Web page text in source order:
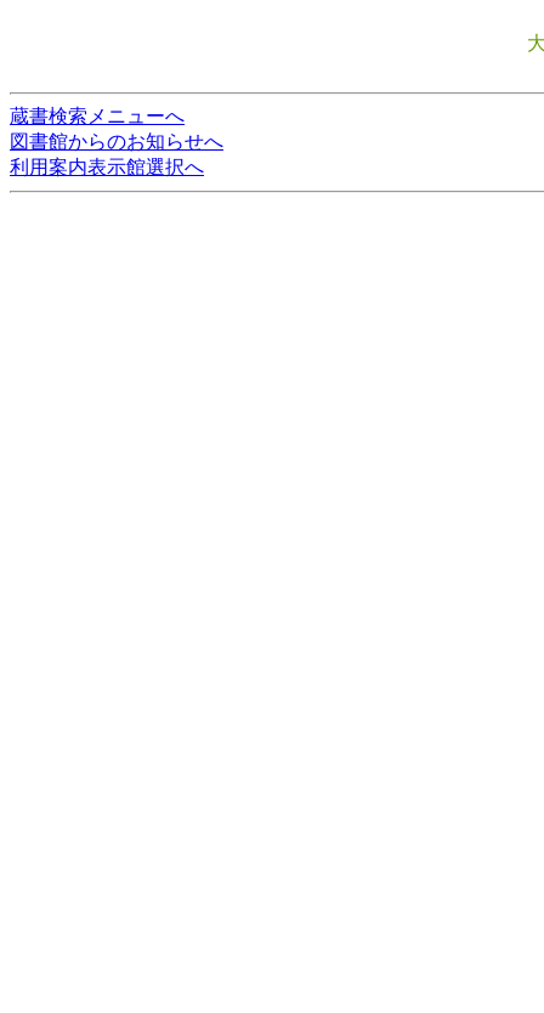
蔵書検索メニューへ
図書館からのお知らせへ
利用案内表示館選択へ